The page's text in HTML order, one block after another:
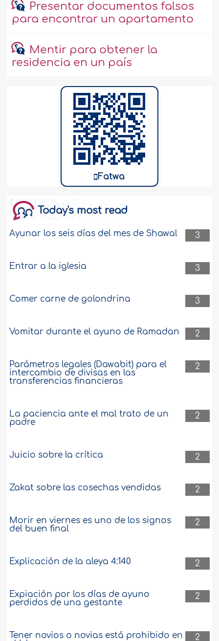
Presentar documentos falsos
para encontrar un apartamento
Mentir para obtener la
residencia en un país
Fatwa
Today's most read
3
Ayunar los seis días del mes de Shawal
3
Entrar a la iglesia
3
Comer carne de golondrina
2
Vomitar durante el ayuno de Ramadan
2
Parámetros legales (Dawabit) para el
intercambio de divisas en las
transferencias financieras
2
La paciencia ante el mal trato de un
padre
2
Juicio sobre la crítica
2
Zakat sobre las cosechas vendidas
2
Morir en viernes es uno de los signos
del buen final
2
Explicación de la aleya 4:140
2
Expiación por los días de ayuno
perdidos de una gestante
2
Tener novios o novias está prohibido en